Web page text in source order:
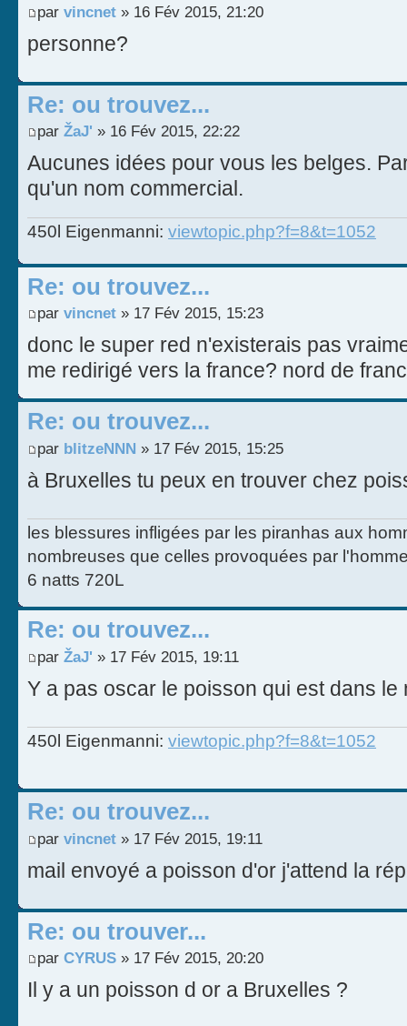
par vincnet » 16 Fév 2015, 21:20
personne?
Re: ou trouvez...
par ŽaJ' » 16 Fév 2015, 22:22
Aucunes idées pour vous les belges.
qu'un nom commercial.
450l Eigenmanni: viewtopic.php?f=8&t=1052
Re: ou trouvez...
par vincnet » 17 Fév 2015, 15:23
donc le super red n'existerais pas
me redirigé vers la france? nord de
Re: ou trouvez...
par blitzeNNN » 17 Fév 2015, 15:25
à Bruxelles tu peux en trouver chez
les blessures infligées par les piranhas aux
nombreuses que celles provoquées par
6 natts 720L
Re: ou trouvez...
par ŽaJ' » 17 Fév 2015, 19:11
Y a pas oscar le poisson qui est dans le
450l Eigenmanni: viewtopic.php?f=8&t=1052
Re: ou trouvez...
par vincnet » 17 Fév 2015, 19:11
mail envoyé a poisson d'or j'attend la
Re: ou trouver...
par CYRUS » 17 Fév 2015, 20:20
Il y a un poisson d or a Bruxelles ?